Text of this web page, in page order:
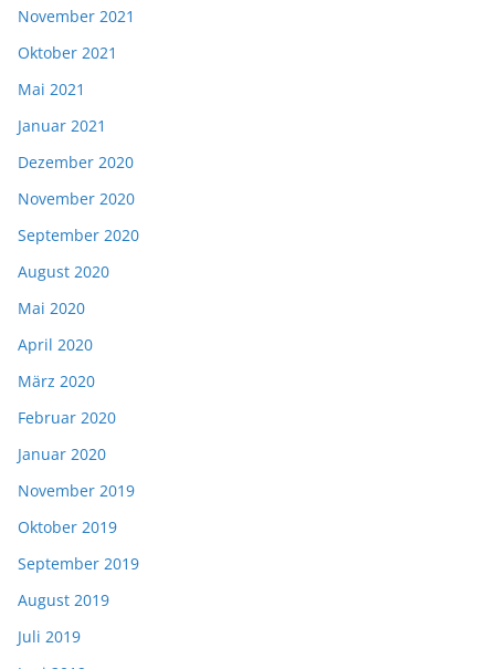
November 2021
Oktober 2021
Mai 2021
Januar 2021
Dezember 2020
November 2020
September 2020
August 2020
Mai 2020
April 2020
März 2020
Februar 2020
Januar 2020
November 2019
Oktober 2019
September 2019
August 2019
Juli 2019